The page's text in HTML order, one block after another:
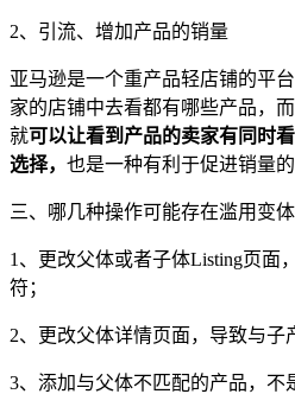
2、引流、增加产品的销量
亚马逊是一个重产品轻店铺的平
家的店铺中去看都有哪些产品，
就可以让看到产品的卖家有同时
选择， 也是一种有利于促进销量的
三、哪几种操作可能存在滥用变
1、更改父体或者子体Listing页面
符；
2、更改父体详情页面，导致与子
3、添加与父体不匹配的产品，不